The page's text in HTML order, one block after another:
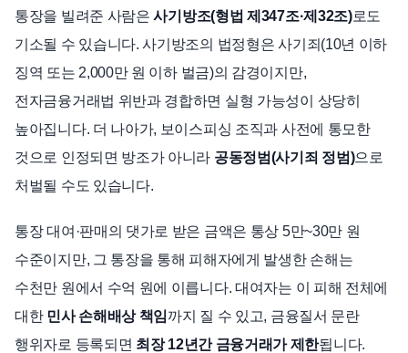
통장을 빌려준 사람은사기방조(형법 제347조·제32조)로도
기소될 수 있습니다. 사기방조의 법정형은 사기죄(10년 이하
징역 또는 2,000만 원 이하 벌금)의 감경이지만,
전자금융거래법 위반과 경합하면 실형 가능성이 상당히
높아집니다. 더 나아가, 보이스피싱 조직과 사전에 통모한
것으로 인정되면 방조가 아니라 공동정범(사기죄 정범)으로
처벌될 수도 있습니다.
통장 대여·판매의 댓가로 받은 금액은 통상 5만~30만 원
수준이지만, 그 통장을 통해 피해자에게 발생한 손해는
수천만 원에서 수억 원에 이릅니다. 대여자는 이 피해 전체에
대한 민사 손해배상 책임까지 질 수 있고, 금융질서 문란
행위자로 등록되면 최장 12년간 금융거래가 제한됩니다.